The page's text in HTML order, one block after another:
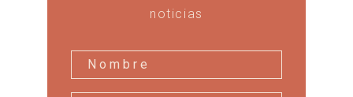
noticias